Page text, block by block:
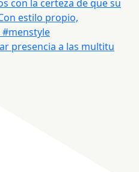
presencia a las multitu